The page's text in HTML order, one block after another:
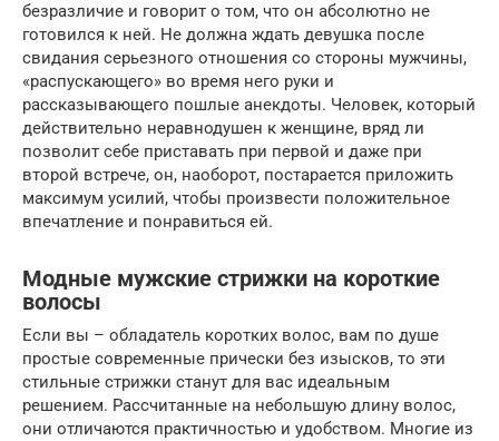
безразличие и говорит о том, что он абсолютно не
готовился к ней. Не должна ждать девушка после
свидания серьезного отношения со стороны мужчины,
«распускающего» во время него руки и
рассказывающего пошлые анекдоты. Человек, который
действительно неравнодушен к женщине, вряд ли
позволит себе приставать при первой и даже при
второй встрече, он, наоборот, постарается приложить
максимум усилий, чтобы произвести положительное
впечатление и понравиться ей.
Модные мужские стрижки на короткие
волосы
Если вы – обладатель коротких волос, вам по душе
простые современные прически без изысков, то эти
стильные стрижки станут для вас идеальным
решением. Рассчитанные на небольшую длину волос,
они отличаются практичностью и удобством. Многие из